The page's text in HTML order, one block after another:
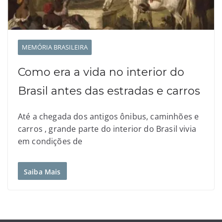
MEMÓRIA BRASILEIRA
Como era a vida no interior do
Brasil antes das estradas e carros
Até a chegada dos antigos ônibus, caminhões e
carros , grande parte do interior do Brasil vivia
em condições de
Saiba Mais